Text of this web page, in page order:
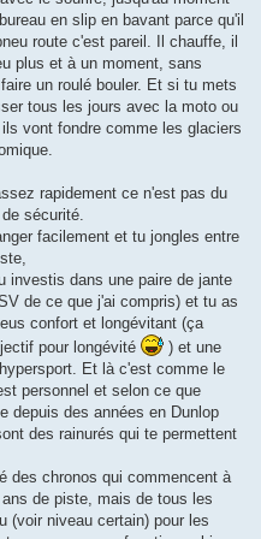
en slip en bavant parce qu'il
route c'est pareil. Il chauffe, il
plus et à un moment, sans
un roulé bouler. Et si tu mets
tous les jours avec la moto ou
vont fondre comme les glaciers
rapidement ce n'est pas du
sécurité.
facilement et tu jongles entre
investis dans une paire de jante
de ce que j'ai compris) et tu as
confort et longévitant (ça
pour longévité
) et une
Et là c'est comme le
personnel et selon ce que
depuis des années en Dunlop
des rainurés qui te permettent
des chronos qui commencent à
de piste, mais de tous les
(voir niveau certain) pour les